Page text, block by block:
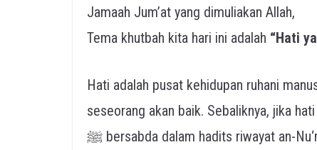
Jamaah Jum’at yang dimuliakan Allah,
Tema khutbah kita hari ini adalah “Hati
Hati adalah pusat kehidupan ruhani
seseorang akan baik. Sebaliknya, jika